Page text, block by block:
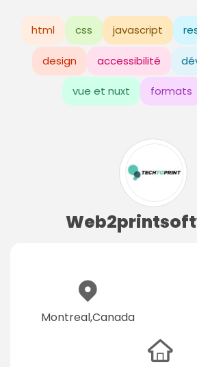
html css javascript
design accessibilité
vue et nuxt formats
Montreal,Canada